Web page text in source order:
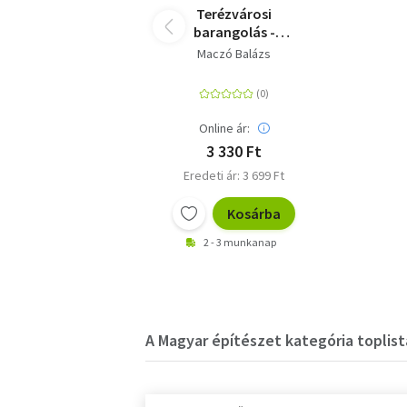
Terézvárosi
barangolás -
Szecessziós házak a
Maczó Balázs
Online ár:
3 330 Ft
Eredeti ár: 3 699 Ft
Kosárba
2 - 3 munkanap
A Magyar építészet kategória